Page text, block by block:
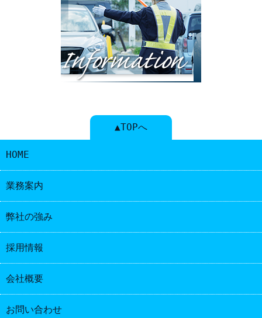
▲TOPへ
HOME
業務案内
弊社の強み
採用情報
会社概要
お問い合わせ